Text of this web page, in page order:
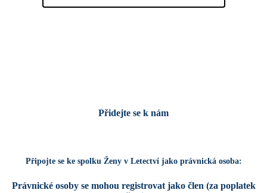
Přidejte se k nám
Připojte se ke spolku Ženy v Letectví jakoprávnická osoba:
Právnické osoby se mohou registrovat jako člen (za poplatek